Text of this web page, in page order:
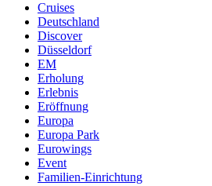
Cruises
Deutschland
Discover
Düsseldorf
EM
Erholung
Erlebnis
Eröffnung
Europa
Europa Park
Eurowings
Event
Familien-Einrichtung